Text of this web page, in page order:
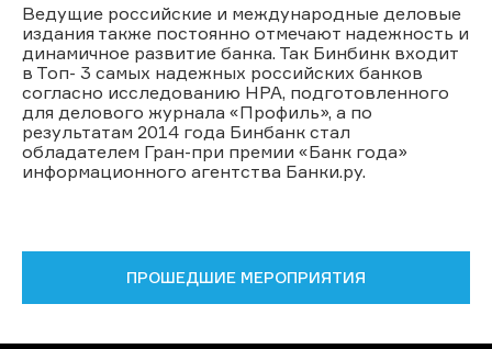
Ведущие российские и международные деловые
издания также постоянно отмечают надежность и
динамичное развитие банка. Так Бинбинк входит
в Топ- 3 самых надежных российских банков
согласно исследованию НРА, подготовленного
для делового журнала «Профиль», а по
результатам 2014 года Бинбанк стал
обладателем Гран-при премии «Банк года»
информационного агентства Банки.ру.
ПРОШЕДШИЕ МЕРОПРИЯТИЯ